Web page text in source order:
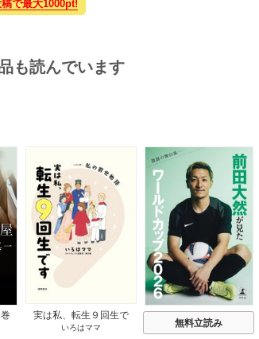
で最大1000pt!
も読んでいます
実は私、転生９回生で
す マンガ 私の前世物
いろはママ
無料立読み